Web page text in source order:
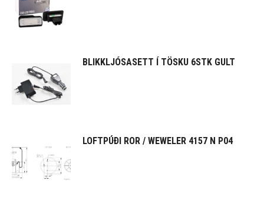
BLIKKLJÓSASETT Í TÖSKU 6STK GULT
LOFTPÚÐI ROR / WEWELER 4157 N P04